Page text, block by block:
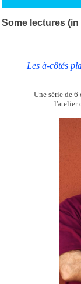
Some lectures
Les à-côtés
Une série de
l'atelier